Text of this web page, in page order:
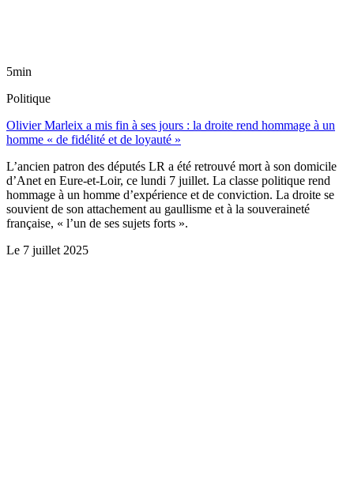
5min
Politique
Olivier Marleix a mis fin à ses jours : la droite rend hommage à un
homme « de fidélité et de loyauté »
L’ancien patron des députés LR a été retrouvé mort à son domicile
d’Anet en Eure-et-Loir, ce lundi 7 juillet. La classe politique rend
hommage à un homme d’expérience et de conviction. La droite se
souvient de son attachement au gaullisme et à la souveraineté
française, « l’un de ses sujets forts ».
Le 7 juillet 2025